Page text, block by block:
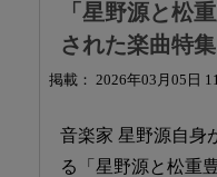
「星野源と松
された楽曲特集
掲載： 2026年03月05日
音楽家 星野源自身
る「星野源と松重